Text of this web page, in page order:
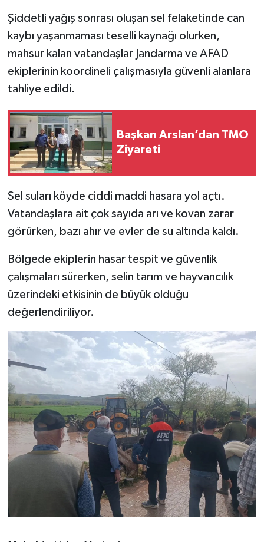
Şiddetli yağış sonrası oluşan sel felaketinde can
kaybı yaşanmaması teselli kaynağı olurken,
mahsur kalan vatandaşlar Jandarma ve AFAD
ekiplerinin koordineli çalışmasıyla güvenli alanlara
tahliye edildi.
Başkan Arslan’dan TMO
Ziyareti
Sel suları köyde ciddi maddi hasara yol açtı.
Vatandaşlara ait çok sayıda arı ve kovan zarar
görürken, bazı ahır ve evler de su altında kaldı.
Bölgede ekiplerin hasar tespit ve güvenlik
çalışmaları sürerken, selin tarım ve hayvancılık
üzerindeki etkisinin de büyük olduğu
değerlendiriliyor.